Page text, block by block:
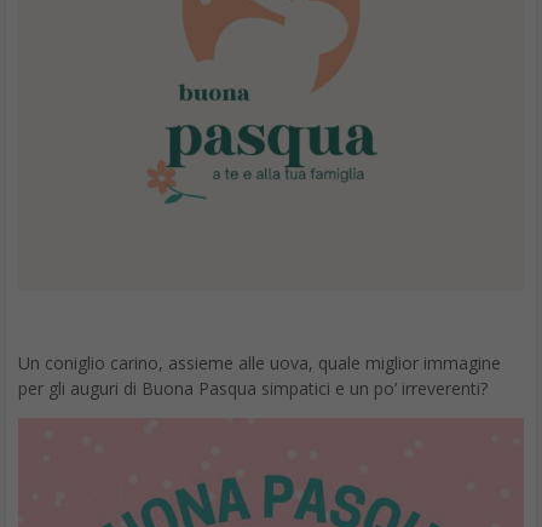
Un coniglio carino, assieme alle uova, quale miglior immagine
per gli auguri di Buona Pasqua simpatici e un po’ irreverenti?